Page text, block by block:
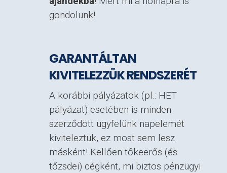
gondolunk!
GARANTÁLTAN
KIVITELEZZÜK RENDSZERÉT
A korábbi pályázatok (pl.: HET
pályázat) esetében is minden
szerződött ügyfelünk napelemét
kiviteleztük, ez most sem lesz
másként! Kellően tőkeerős (és
tőzsdei) cégként, mi biztos pénzügyi